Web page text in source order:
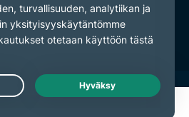
Live Chat